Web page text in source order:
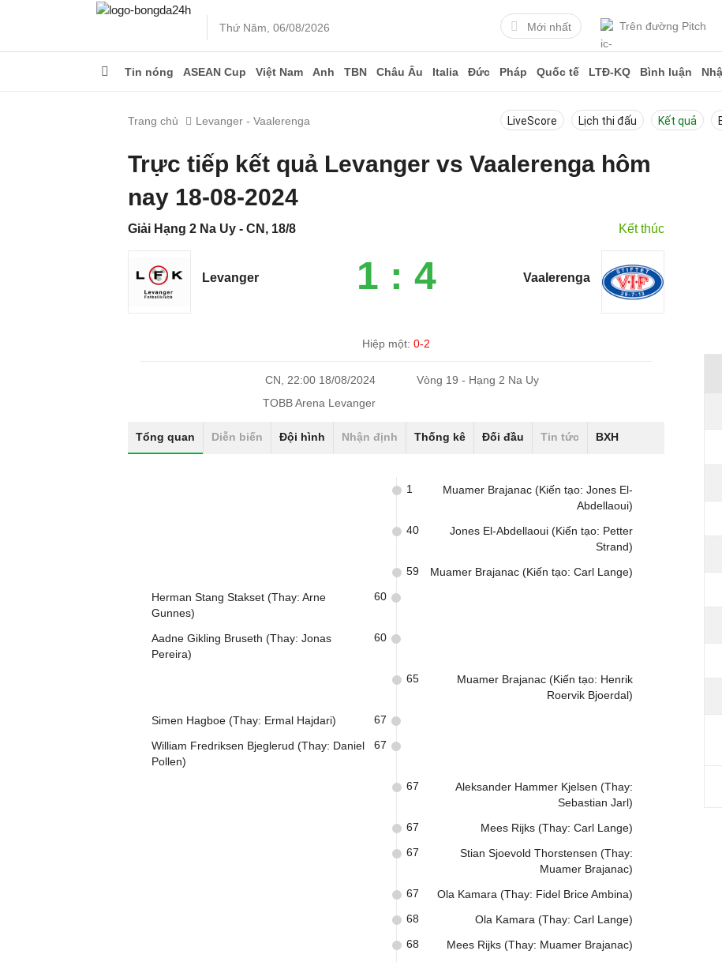
Thứ Năm, 06/08/2026 Mới nhất Trên đường Pitch
Tin nóng ASEAN Cup Việt Nam Anh TBN Châu Âu Italia Đức Pháp Quốc tế LTĐ-KQ Bình luận
Trang chủ Levanger - Vaalerenga LiveScore Lịch thi đấu Kết quả
Trực tiếp kết quả Levanger vs Vaalerenga hôm
nay 18-08-2024
Giải Hạng 2 Na Uy - CN, 18/8 Kết thúc
Levanger 1 : 4 Vaalerenga
Hiệp một:0-2
CN, 22:00 18/08/2024
Vòng 19 - Hạng 2 Na Uy
TOBB Arena Levanger
Tổng quan Diễn biến Đội hình Nhận định Thống kê Đối đầu Tin tức BXH
Muamer Brajanac (Kiến tạo: Jones El-
Abdellaoui)
1
Jones El-Abdellaoui (Kiến tạo: Petter
Strand)
40
Muamer Brajanac (Kiến tạo: Carl Lange)
59
Herman Stang Stakset (Thay: Arne
Gunnes)
60
Aadne Gikling Bruseth (Thay: Jonas
Pereira)
60
Muamer Brajanac (Kiến tạo: Henrik
Roervik Bjoerdal)
65
Simen Hagboe (Thay: Ermal Hajdari) 67
William Fredriksen Bjeglerud (Thay: Daniel
Pollen)
67
Aleksander Hammer Kjelsen (Thay:
Sebastian Jarl)
67
Mees Rijks (Thay: Carl Lange)
67
Stian Sjoevold Thorstensen (Thay:
Muamer Brajanac)
67
Ola Kamara (Thay: Fidel Brice Ambina)
67
Ola Kamara (Thay: Carl Lange)
68
Mees Rijks (Thay: Muamer Brajanac)
68